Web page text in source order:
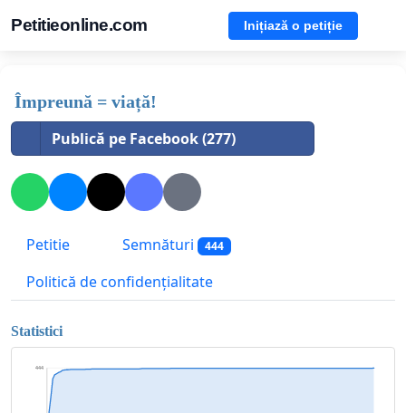
Petitieonline.com Inițiază o petiție
Împreună = viață!
Publică pe Facebook (277)
Petitie Semnături 444
Politică de confidențialitate
Statistici
444